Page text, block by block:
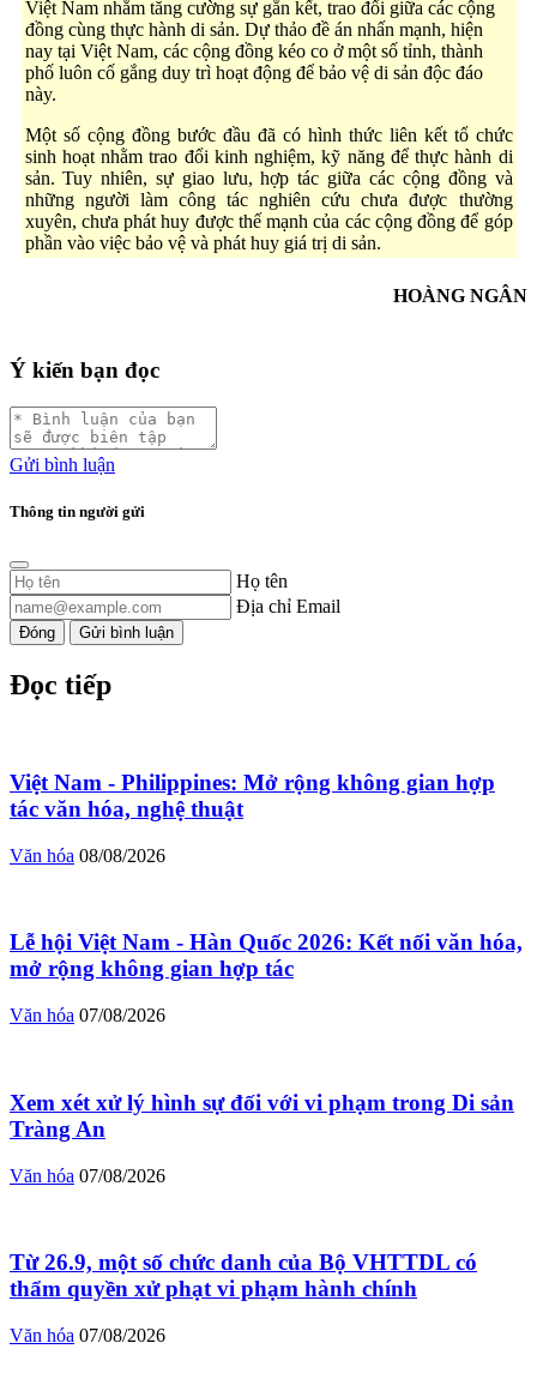
Việt Nam nhằm tăng cường sự gắn kết, trao đổi giữa các cộng
đồng cùng thực hành di sản. Dự thảo đề án nhấn mạnh, hiện
nay tại Việt Nam, các cộng đồng kéo co ở một số tỉnh, thành
phố luôn cố gắng duy trì hoạt động để bảo vệ di sản độc đáo
này.
Một số cộng đồng bước đầu đã có hình thức liên kết tổ chức
sinh hoạt nhằm trao đổi kinh nghiệm, kỹ năng để thực hành di
sản. Tuy nhiên, sự giao lưu, hợp tác giữa các cộng đồng và
những người làm công tác nghiên cứu chưa được thường
xuyên, chưa phát huy được thế mạnh của các cộng đồng để góp
phần vào việc bảo vệ và phát huy giá trị di sản.
HOÀNG NGÂN
Ý kiến bạn đọc
Gửi bình luận
Thông tin người gửi
Họ tên
Địa chỉ Email
Đóng Gửi bình luận
Đọc tiếp
Việt Nam - Philippines: Mở rộng không gian hợp
tác văn hóa, nghệ thuật
Văn hóa 08/08/2026
Lễ hội Việt Nam - Hàn Quốc 2026: Kết nối văn hóa,
mở rộng không gian hợp tác
Văn hóa 07/08/2026
Xem xét xử lý hình sự đối với vi phạm trong Di sản
Tràng An
Văn hóa 07/08/2026
Từ 26.9, một số chức danh của Bộ VHTTDL có
thẩm quyền xử phạt vi phạm hành chính
Văn hóa 07/08/2026